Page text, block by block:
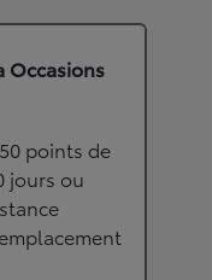
Occasions
points de
jours ou